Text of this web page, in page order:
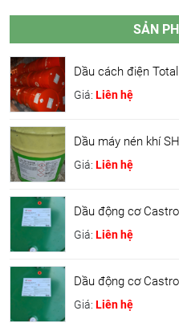
SẢN
Dầu cách điện
Giá: Liên hệ
Dầu máy nén khí
Giá: Liên hệ
Dầu động cơ
Giá: Liên hệ
Dầu động cơ
Giá: Liên hệ